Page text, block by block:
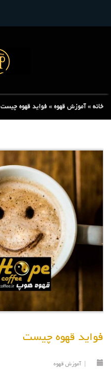
خانه »آموزش قهوه » فواید قهوه چیست
فواید قهوه چیست
آموزش قهوه